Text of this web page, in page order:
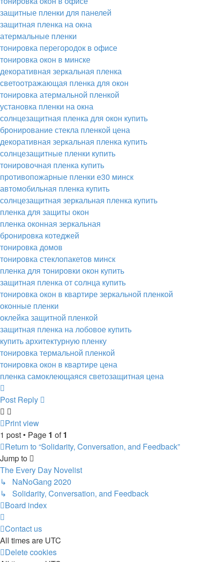
защитные пленки для панелей
защитная пленка на окна
атермальные пленки
тонировка перегородок в офисе
тонировка окон в минске
декоративная зеркальная пленка
светоотражающая пленка для окон
тонировка атермальной пленкой
установка пленки на окна
солнцезащитная пленка для окон купить
бронирование стекла пленкой цена
декоративная зеркальная пленка купить
солнцезащитные пленки купить
тонировочная пленка купить
противопожарные пленки е30 минск
автомобильная пленка купить
солнцезащитная зеркальная пленка купить
пленка для защиты окон
пленка оконная зеркальная
бронировка котеджей
тонировка домов
тонировка стеклопакетов минск
пленка для тонировки окон купить
защитная пленка от солнца купить
тонировка окон в квартире зеркальной пленкой
оконные пленки
оклейка защитной пленкой
защитная пленка на лобовое купить
купить архитектурную пленку
тонировка термальной пленкой
тонировка окон в квартире цена
пленка самоклеющаяся светозащитная цена
Post Reply
Print view
1 post • Page 1 of1
Return to “Solidarity, Conversation, and Feedback”
Jump to
The Every Day Novelist
↳ NaNoGang 2020
↳ Solidarity, Conversation, and Feedback
Board index
Contact us
All times are UTC
Delete cookies